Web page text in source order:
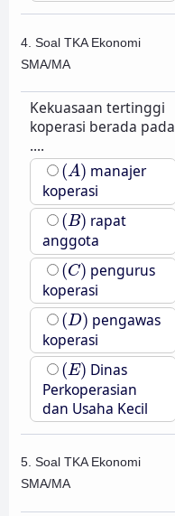
4. Soal TKA Ekonomi
SMA/MA
Kekuasaan tertinggi
koperasi berada pada
....
(A)
(A) manajer
koperasi
(B)
(B) rapat
anggota
(C)
(C) pengurus
koperasi
(D)
(D) pengawas
koperasi
(E)
(E) Dinas
Perkoperasian
dan Usaha Kecil
5. Soal TKA Ekonomi
SMA/MA